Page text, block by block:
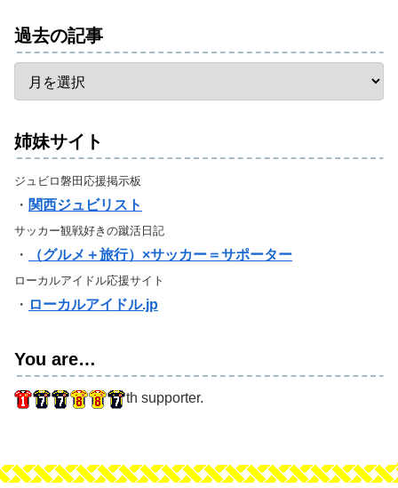
過去の記事
姉妹サイト
ジュビロ磐田応援掲示板
・ 関西ジュビリスト
サッカー観戦好きの蹴活日記
・ （グルメ＋旅行）×サッカー＝サポーター
ローカルアイドル応援サイト
・ ローカルアイドル.jp
You are…
th supporter.